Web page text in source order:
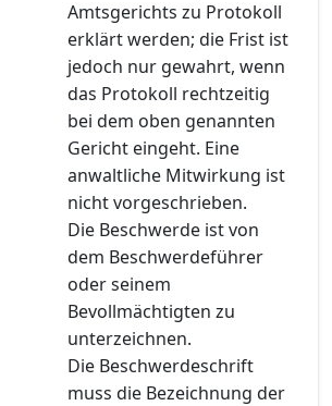
Amtsgerichts zu Protokoll
erklärt werden; die Frist ist
jedoch nur gewahrt, wenn
das Protokoll rechtzeitig
bei dem oben genannten
Gericht eingeht. Eine
anwaltliche Mitwirkung ist
nicht vorgeschrieben.
Die Beschwerde ist von
dem Beschwerdeführer
oder seinem
Bevollmächtigten zu
unterzeichnen.
Die Beschwerdeschrift
muss die Bezeichnung der